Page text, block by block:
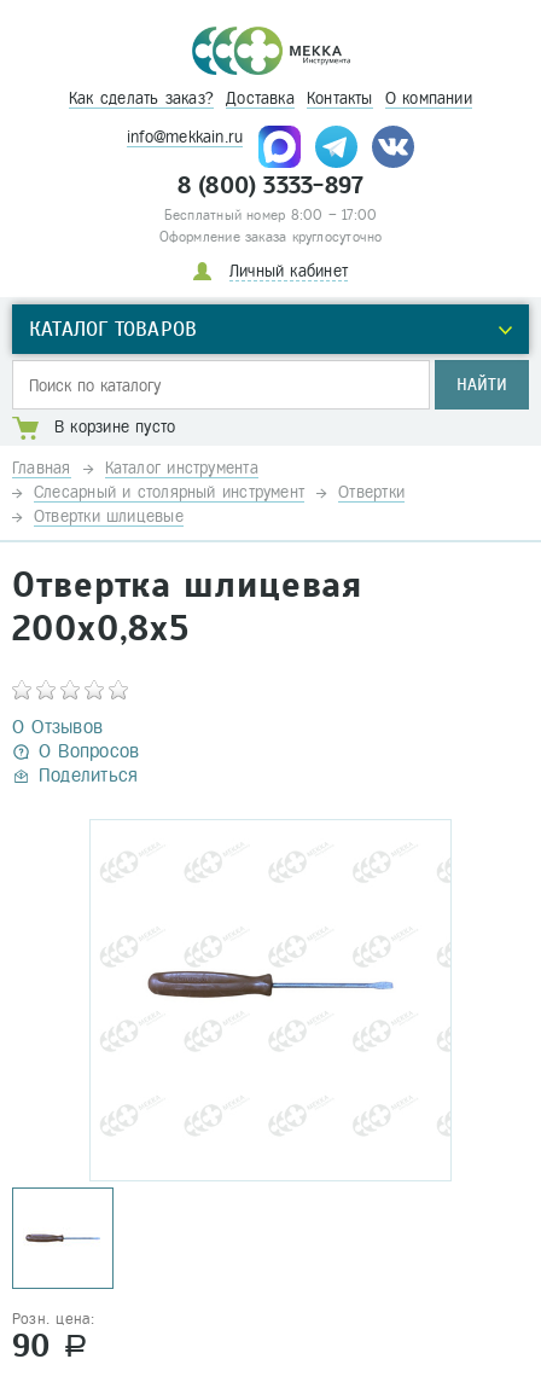
Как сделать заказ? Доставка Контакты О компании
info@mekkain.ru
8 (800) 3333-897
Бесплатный номер 8:00 – 17:00
Оформление заказа круглосуточно
Личный кабинет
КАТАЛОГ ТОВАРОВ
НАЙТИ
В корзине пусто
Главная
Каталог инструмента
Слесарный и столярный инструмент
Отвертки
Отвертки шлицевые
Отвертка шлицевая
200х0,8х5
0 Отзывов
0 Вопросов
Поделиться
Розн. цена:
90 a